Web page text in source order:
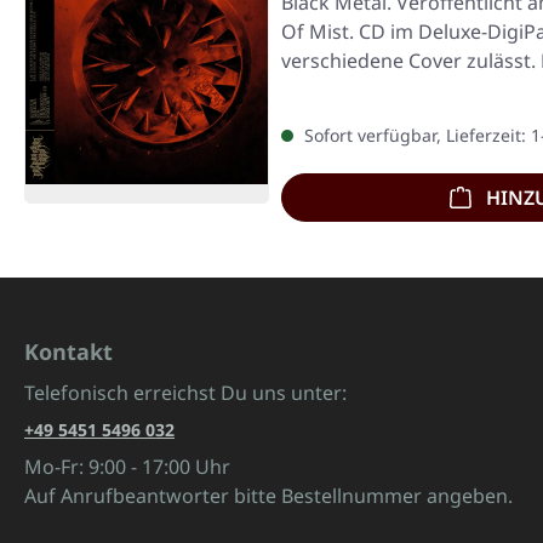
Of Mist. CD im Deluxe-
verschiedene Cover
Sofort verfügbar, Lieferzeit:
Kontakt
Telefonisch erreichst Du uns unter:
+49 5451 5496 032
Mo-Fr: 9:00 - 17:00 Uhr
Auf Anrufbeantworter bitte Bestellnummer angeben.